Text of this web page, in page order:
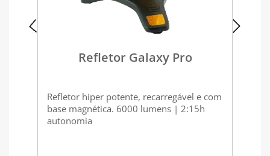
Refletor Galaxy Pro
Refletor hiper potente, recarregável e com
base magnética. 6000 lumens | 2:15h
autonomia